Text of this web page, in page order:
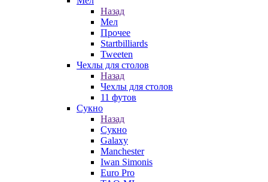
Назад
Мел
Прочее
Startbilliards
Tweeten
Чехлы для столов
Назад
Чехлы для столов
11 футов
Сукно
Назад
Сукно
Galaxy
Manchester
Iwan Simonis
Euro Pro